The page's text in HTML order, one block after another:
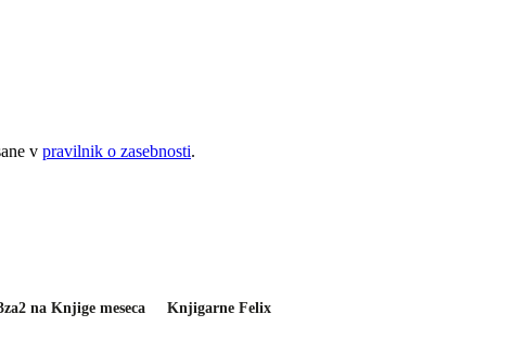
v pravilnik o zasebnosti.
na Knjige meseca Knjigarne Felix